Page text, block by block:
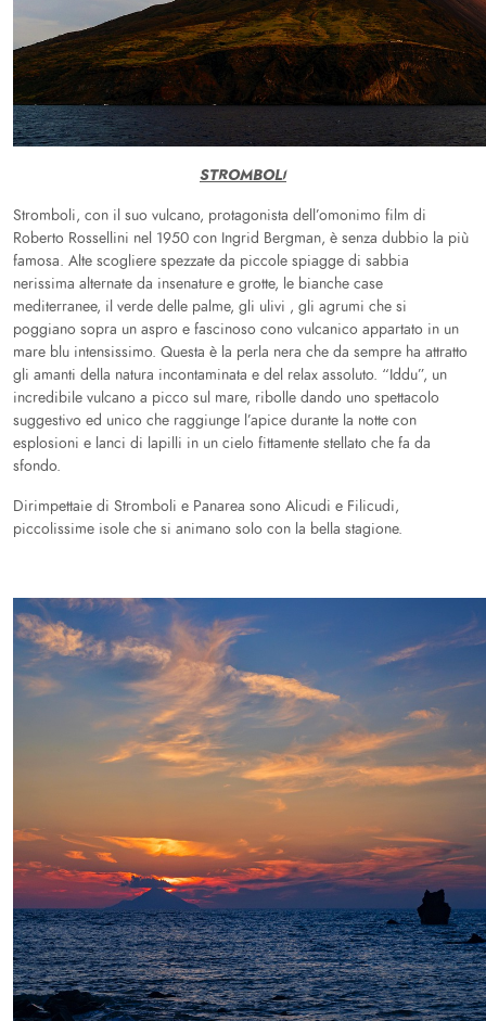
STROMBOLI
Stromboli, con il suo vulcano, protagonista dell’omonimo film di
Roberto Rossellini nel 1950 con Ingrid Bergman, è senza dubbio la più
famosa. Alte scogliere spezzate da piccole spiagge di sabbia
nerissima alternate da insenature e grotte, le bianche case
mediterranee, il verde delle palme, gli ulivi , gli agrumi che si
poggiano sopra un aspro e fascinoso cono vulcanico appartato in un
mare blu intensissimo. Questa è la perla nera che da sempre ha attratto
gli amanti della natura incontaminata e del relax assoluto. “Iddu”, un
incredibile vulcano a picco sul mare, ribolle dando uno spettacolo
suggestivo ed unico che raggiunge l’apice durante la notte con
esplosioni e lanci di lapilli in un cielo fittamente stellato che fa da
sfondo.
Dirimpettaie di Stromboli e Panarea sono Alicudi e Filicudi,
piccolissime isole che si animano solo con la bella stagione.